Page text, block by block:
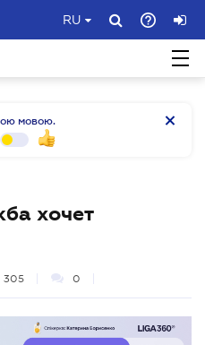
RU
мовою.
хочет
305 0